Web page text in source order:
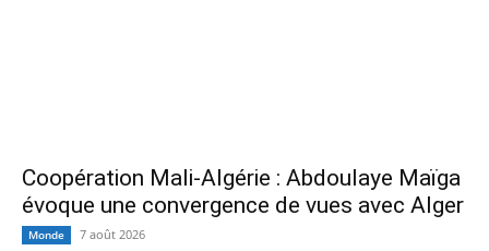
Coopération Mali-Algérie : Abdoulaye Maïga
évoque une convergence de vues avec Alger
Monde 7 août 2026